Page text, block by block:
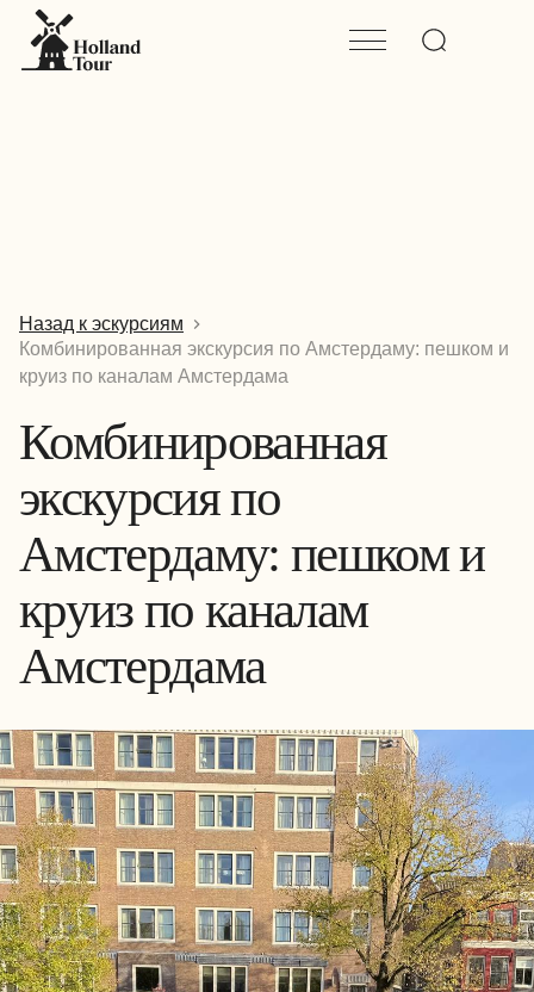
Назад к эскурсиям
Комбинированная экскурсия по Амстердаму: пешком и
круиз по каналам Амстердама
Комбинированная
экскурсия по
Амстердаму: пешком и
круиз по каналам
Амстердама